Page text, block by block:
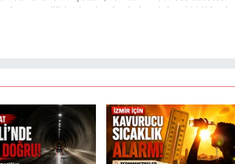
gazetecilik kariyerime başladım. Şubat 2026’dan bu